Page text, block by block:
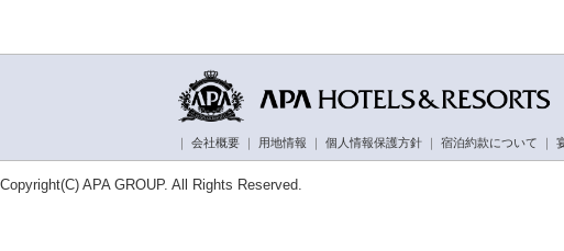
｜ 会社概要 ｜ 用地情報 ｜ 個人情報保護方針 ｜ 宿泊約款について ｜
Copyright(C) APA GROUP. All Rights Reserved.